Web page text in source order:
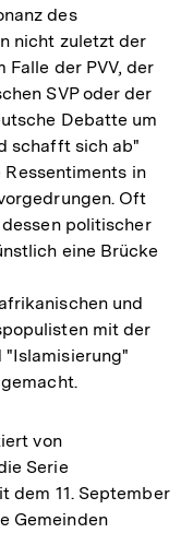
des
nicht zuletzt der
der PVV, der
SVP oder der
Debatte um
schafft sich ab"
in
Oft
politischer
eine Brücke
und
mit der
"Islamisierung"
von
Serie
dem 11. September
Gemeinden